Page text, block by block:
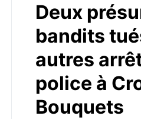
Deux
bandits
autres
police à
Bouquets